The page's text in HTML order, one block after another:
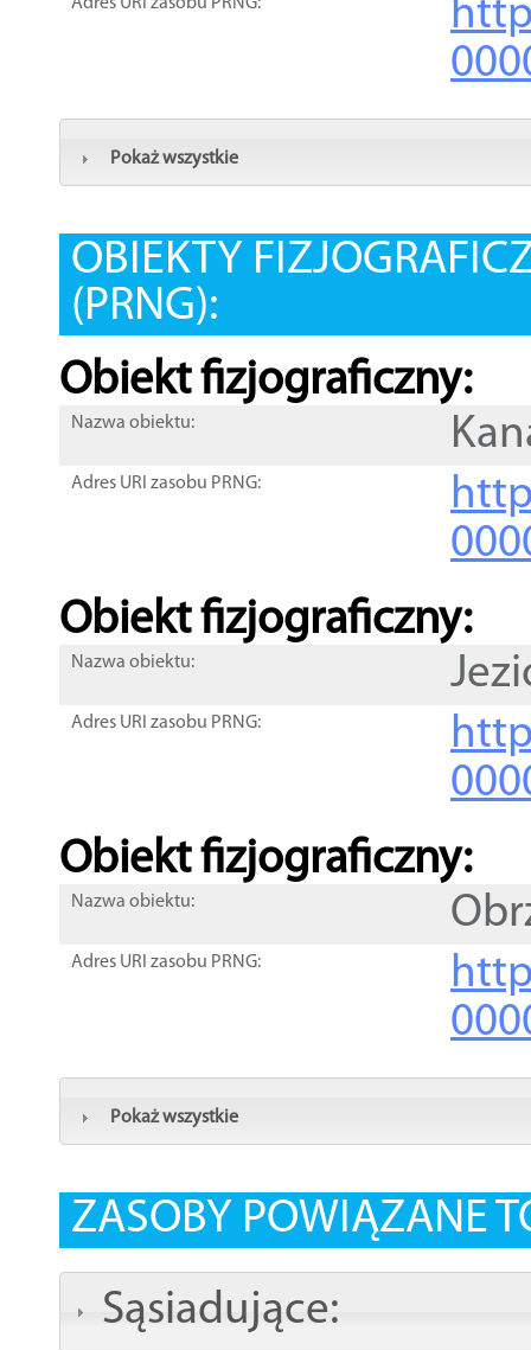
Pokaż wszystkie
OBIEKTY
(PRNG):
Obiekt fizjograficzny:
Nazwa obiektu:
Adres URI zasobu PRNG:
Obiekt fizjograficzny:
Nazwa obiektu:
Adres URI zasobu PRNG:
Obiekt fizjograficzny:
Nazwa obiektu:
Adres URI zasobu PRNG:
Pokaż wszystkie
ZASOBY POWIĄZANE
Sąsiadujące: